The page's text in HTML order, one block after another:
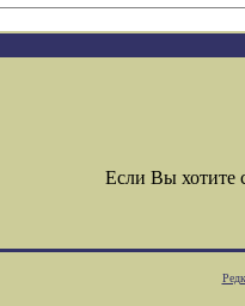
Если Вы хотите